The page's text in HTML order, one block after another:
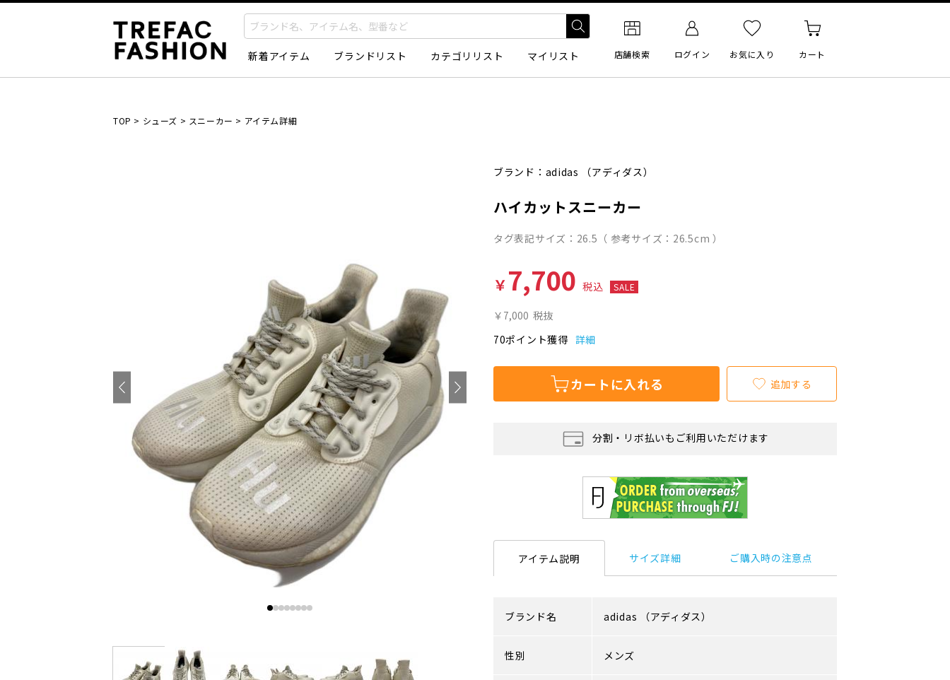
新着アイテム ブランドリスト カテゴリリスト マイリスト 店舗検索 ログイン お気に入り カート
TOP > シューズ > スニーカー > アイテム詳細
ブランド： adidas （アディダス）
ハイカットスニーカー
タグ表記サイズ：26.5（ 参考サイズ：26.5cm ）
￥7,700 税込 SALE
￥7,000 税抜
70ポイント獲得 詳細
カートに入れる 追加する
分割・リボ払いもご利用いただけます
アイテム説明 サイズ詳細 ご購入時の注意点
ブランド名 adidas （アディダス）
性別 メンズ